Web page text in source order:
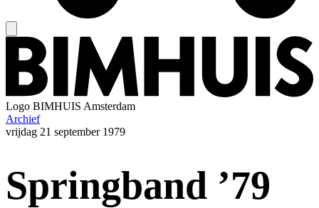
Logo BIMHUIS Amsterdam
Archief
vrijdag 21 september 1979
Springband ’79